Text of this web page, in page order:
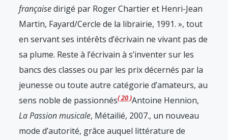
françaisedirigé par Roger Chartier et Henri-Jean
Martin, Fayard/Cercle de la librairie, 1991. », tout
en servant ses intérêts d’écrivain ne vivant pas de
sa plume. Reste à l’écrivain à s’inventer sur les
bancs des classes ou par les prix décernés par la
jeunesse ou toute autre catégorie d’amateurs, au
sens noble de passionnés 20 Antoine Hennion,
La Passion musicale, Métailié, 2007., un nouveau
mode d’autorité, grâce auquel littérature de